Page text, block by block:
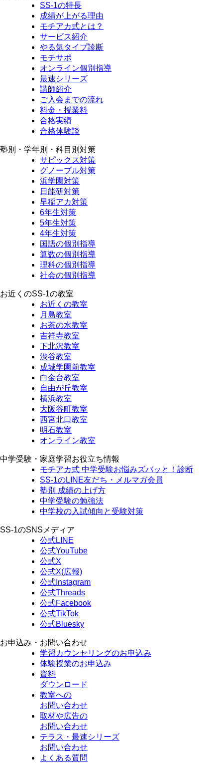
SS-1の特長
成績が上がる理由
モチアカ式とは？
サービス紹介
やる気タイプ診断
モチサポ
オンライン個別指導
最速シリーズ
講師紹介
ご入会までの流れ
料金・授業料
合格実績
合格体験談
塾別・学年別・科目別対策
サピックス対策
グノーブル対策
浜学園対策
日能研対策
早稲アカ対策
6年生対策
5年生対策
4年生対策
国語の個別指導
算数の個別指導
理科の個別指導
社会の個別指導
お近くのSS-1の教室
お近くの教室
月島教室
お茶の水教室
吉祥寺教室
下北沢教室
渋谷教室
成城学園前教室
白金台教室
自由が丘教室
横浜教室
大阪谷町教室
西宮北口教室
明石教室
オンライン教室
中学受験・家庭学習お役立ち情報
モチアカ式 中学受験お悩みズバッと！診断
SS-1のLINE友だち・メルマガ会員
塾別 成績の上げ方
中学受験の勉強法
中学校の入試傾向と受験対策
SS-1のSNSメディア
公式LINE
公式YouTube
公式X
公式X(広報)
公式Instagram
公式Threads
公式Facebook
公式TikTok
公式Bluesky
お申込み・お問い合わせ
学習カウンセリングのお申込み
体験授業のお申込み
資料
ダウンロード
教室への
お問い合わせ
取材や広告の
お問い合わせ
テラス・最速シリーズ
お問い合わせ
よくある質問